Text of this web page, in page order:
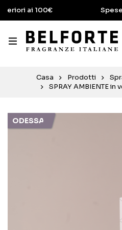
Spese di
Casa Prodotti
SPRAY AMBIENTE
ODESSA